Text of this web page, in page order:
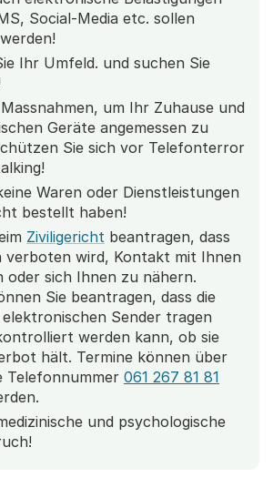
Social-Media etc. sollen
Ihr Umfeld. und suchen Sie
um Ihr Zuhause und
Geräte angemessen zu
Sie sich vor Telefonterror
Waren oder Dienstleistungen
bestellt haben!
Ziviligericht beantragen, dass
verboten wird, Kontakt mit Ihnen
oder sich Ihnen zu nähern.
Sie beantragen, dass die
Sender tragen
werden kann, ob sie
hält. Termine können über
Telefonnummer 061 267 81 81
und psychologische